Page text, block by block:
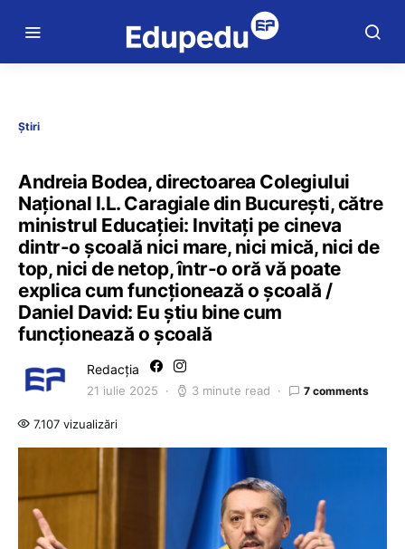
Știri
Andreia Bodea, directoarea Colegiului
Național I.L. Caragiale din București, către
ministrul Educației: Invitați pe cineva
dintr-o școală nici mare, nici mică, nici de
top, nici de netop, într-o oră vă poate
explica cum funcționează o școală /
Daniel David: Eu știu bine cum
funcționează o școală
Redacția
21 iulie 2025 3 minute read 7 comments
7.107 vizualizări